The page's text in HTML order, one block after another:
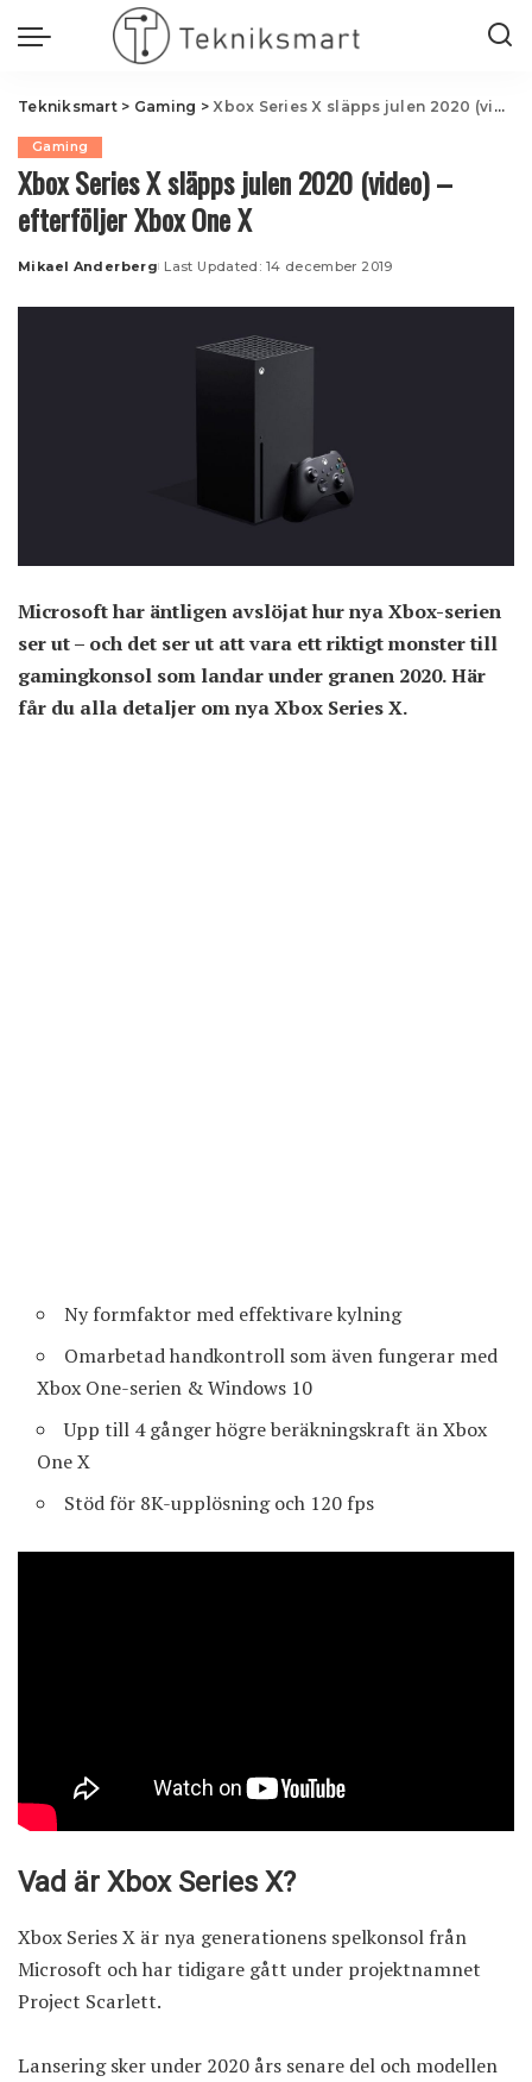
Tekniksmart> Gaming >Xbox Series X släpps julen 2020 (video) – efterföljer Xbox One X
Gaming
Xbox Series X släpps julen 2020 (video) –
efterföljer Xbox One X
Posted
Mikael Anderberg Last Updated: 14 december 2019
Microsoft har äntligen avslöjat hur nya Xbox-serien
ser ut – och det ser ut att vara ett riktigt monster till
gamingkonsol som landar under granen 2020. Här
får du alla detaljer om nya Xbox Series X.
Ny formfaktor med effektivare kylning
Omarbetad handkontroll som även fungerar med
Xbox One-serien & Windows 10
Upp till 4 gånger högre beräkningskraft än Xbox
One X
Stöd för 8K-upplösning och 120 fps
Vad är Xbox Series X?
Xbox Series X är nya generationens spelkonsol från
Microsoft och har tidigare gått under projektnamnet
Project Scarlett.
Lansering sker under 2020 års senare del och modellen